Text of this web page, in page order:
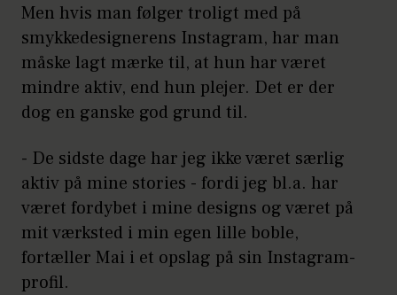
Men hvis man følger troligt med på
smykkedesignerens Instagram, har man
måske lagt mærke til, at hun har været
mindre aktiv, end hun plejer. Det er der
dog en ganske god grund til.
- De sidste dage har jeg ikke været særlig
aktiv på mine stories - fordi jeg bl.a. har
været fordybet i mine designs og været på
mit værksted i min egen lille boble,
fortæller Mai i et opslag på sin Instagram-
profil.